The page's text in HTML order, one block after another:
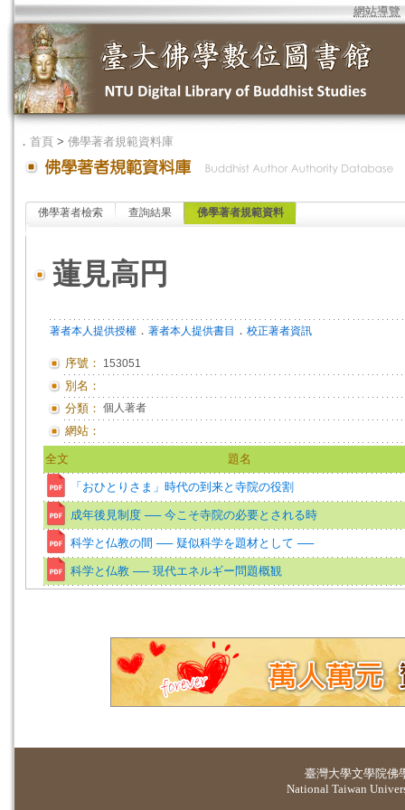
網站導覽
． 首頁 > 佛學著者規範資料庫
佛學著者檢索 查詢結果 佛學著者規範資料
蓮見高円
著者本人提供授權 ． 著者本人提供書目 ． 校正著者資訊
序號： 153051
別名：
分類： 個人著者
網站：
全文 題名
「おひとりさま」時代の到来と寺院の役割
成年後見制度 ── 今こそ寺院の必要とされる時
科学と仏教の間 ── 疑似科学を題材として ──
科学と仏教 ── 現代エネルギー問題概観
臺灣大學文學院佛
National Taiwan